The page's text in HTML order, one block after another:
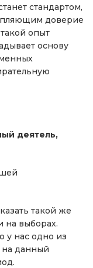
стандартом,
доверие
опыт
основу
деятель,
такой же
на выборах.
у нас одно из
на данный